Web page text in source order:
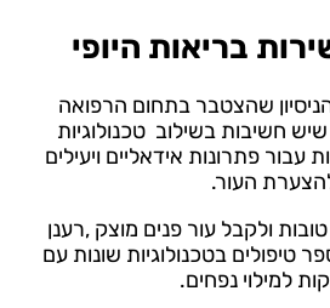
בריאות היופי
שהצטבר בתחום הרפואה
חשיבות בשילוב טכנולוגיות
פתרונות אידאליים ויעילים
העור.
ולקבל עור פנים מוצק ,רענן
טיפולים בטכנולוגיות שונות עם
למילוי נפחים.